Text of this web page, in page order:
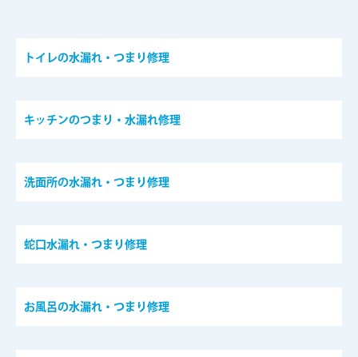
トイレの水漏れ・つまり修理
キッチンのつまり・水漏れ修理
洗面所の水漏れ・つまり修理
蛇口水漏れ・つまり修理
お風呂の水漏れ・つまり修理